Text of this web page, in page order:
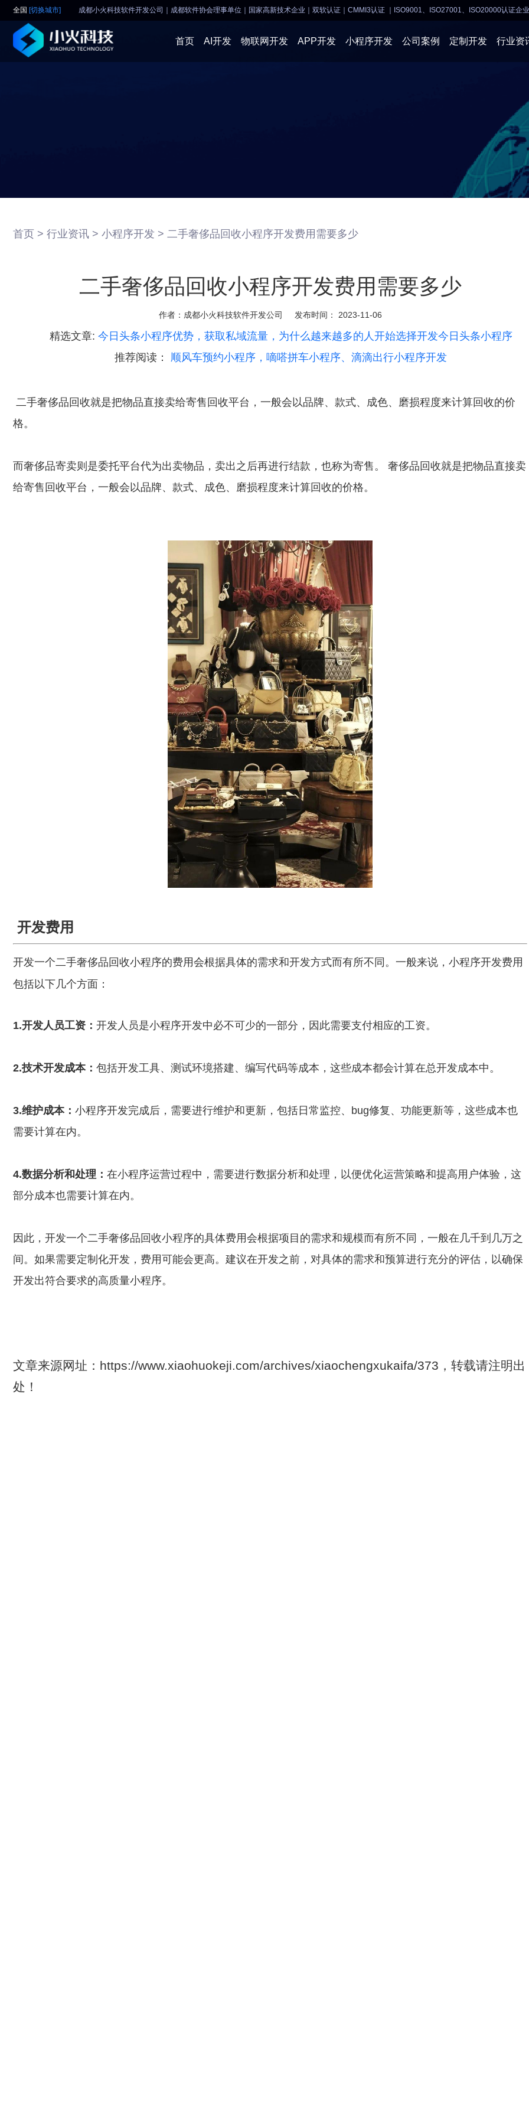
全国 [切换城市] 成都小火科技软件开发公司｜成都软件协会理事单位 国家高新技术企业｜双软认证｜CMMI3认证 ｜ISO9001、ISO27001、ISO20000认证企业
首页 AI开发 物联网开发 APP开发 小程序开发 公司案例 定制开发 行业资
小程序
系统开发
物联网
网站建设
企业经营
商业行情
首页 > 行业资讯 > 小程序开发 > 二手奢侈品回收小程序开发费用需要多少
二手奢侈品回收小程序开发费用需要多少
作者： 成都小火科技软件开发公司 发布时间： 2023-11-06
精选文章: 今日头条小程序优势，获取私域流量，为什么越来越多的人开始选择开发今日头条小程序
推荐阅读： 顺风车预约小程序，嘀嗒拼车小程序、滴滴出行小程序开发
二手奢侈品回收就是把物品直接卖给寄售回收平台，一般会以品牌、款式、成色、磨损程度来计算回收的价
格。
而奢侈品寄卖则是委托平台代为出卖物品，卖出之后再进行结款，也称为寄售。 奢侈品回收就是把物品直接卖
给寄售回收平台，一般会以品牌、款式、成色、磨损程度来计算回收的价格。
开发费用
开发一个二手奢侈品回收小程序的费用会根据具体的需求和开发方式而有所不同。一般来说，小程序开发费用
包括以下几个方面：
1.开发人员工资： 开发人员是小程序开发中必不可少的一部分，因此需要支付相应的工资。
2.技术开发成本： 包括开发工具、测试环境搭建、编写代码等成本，这些成本都会计算在总开发成本中。
3.维护成本： 小程序开发完成后，需要进行维护和更新，包括日常监控、bug修复、功能更新等，这些成本也
需要计算在内。
4.数据分析和处理： 在小程序运营过程中，需要进行数据分析和处理，以便优化运营策略和提高用户体验，这
部分成本也需要计算在内。
因此，开发一个二手奢侈品回收小程序的具体费用会根据项目的需求和规模而有所不同，一般在几千到几万之
间。如果需要定制化开发，费用可能会更高。建议在开发之前，对具体的需求和预算进行充分的评估，以确保
开发出符合要求的高质量小程序。
文章来源网址：https://www.xiaohuokeji.com/archives/xiaochengxukaifa/373，转载请注明出
处！